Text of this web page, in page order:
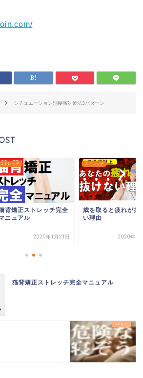
シチュエーション別腰痛対策法3パターン
ストレッチ
背矯正ストレッチ完全
ニュアル
2020年1月21日
ストレッチ
歳を取ると疲れが抜
い理由
2020年10
猫背矯正ストレッチ完全マニュアル